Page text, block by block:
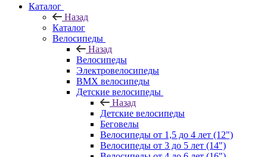
Каталог
Назад
Каталог
Велосипеды
Назад
Велосипеды
Электровелосипеды
BMX велосипеды
Детские велосипеды
Назад
Детские велосипеды
Беговелы
Велосипеды от 1,5 до 4 лет (12")
Велосипеды от 3 до 5 лет (14")